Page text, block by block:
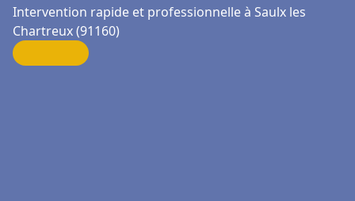
Intervention rapide et professionnelle à Saulx les
Chartreux (91160)